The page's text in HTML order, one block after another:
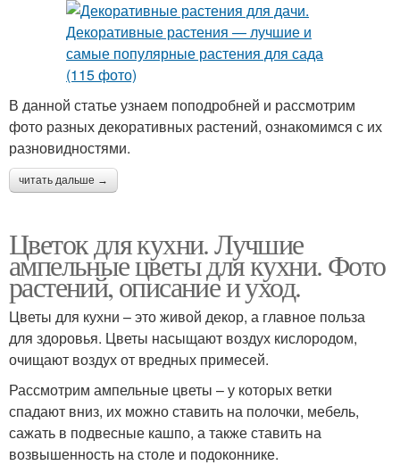
В данной статье узнаем поподробней и рассмотрим
фото разных декоративных растений, ознакомимся с их
разновидностями.
читать дальше →
Цветок для кухни. Лучшие
ампельные цветы для кухни. Фото
растений, описание и уход.
Цветы для кухни – это живой декор, а главное польза
для здоровья. Цветы насыщают воздух кислородом,
очищают воздух от вредных примесей.
Рассмотрим ампельные цветы – у которых ветки
спадают вниз, их можно ставить на полочки, мебель,
сажать в подвесные кашпо, а также ставить на
возвышенность на столе и подоконнике.